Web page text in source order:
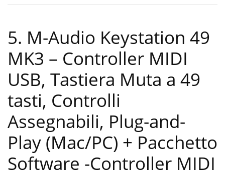
5. M-Audio Keystation 49
MK3 – Controller MIDI
USB, Tastiera Muta a 49
tasti, Controlli
Assegnabili, Plug-and-
Play (Mac/PC) + Pacchetto
Software -Controller MIDI